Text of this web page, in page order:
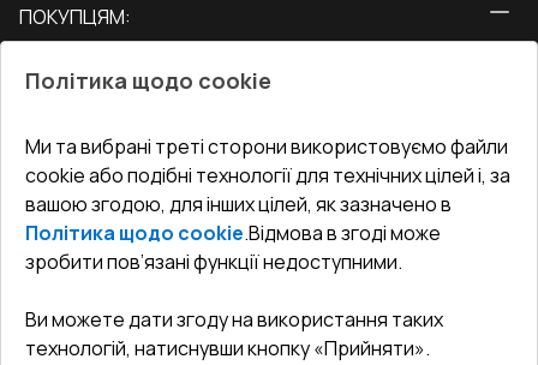
Двері
ПОКУПЦЯМ:
Блог
Адреса гіпермаркета
Як правильно заміряти вікна
СЕРВІС ТА ОБЛУГОВУВАННЯ:
Доставка і Оплата
Гарантія та Сервіс
Повернення товару
Договір публічної оферти
КОНТАКТИ
Офіс:Україна, м. Вінниця, вул. Келецька 60 кв. 61
undefined(undefined)
Політика щодо cookie
Ми та вибрані треті сторони використовуємо файли
cookie або подібні технології для технічних цілей і, за
вашою згодою, для інших цілей, як зазначено в
Політика щодо cookie.Відмова в згоді може
зробити пов’язані функції недоступними.
Ви можете дати згоду на використання таких
технологій, натиснувши кнопку «Прийняти».